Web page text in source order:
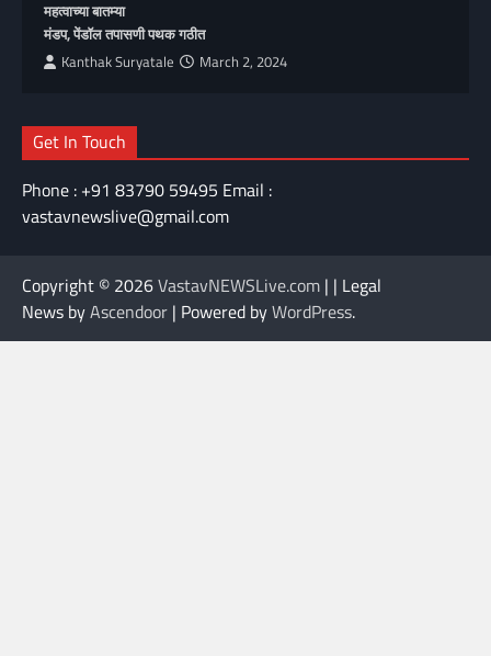
महत्वाच्या बातम्या
मंडप, पेंडॉल तपासणी पथक गठीत
Kanthak Suryatale March 2, 2024
Get In Touch
Phone : +91 83790 59495 Email :
vastavnewslive@gmail.com
Copyright © 2026VastavNEWSLive.com | | Legal
News byAscendoor | Powered byWordPress.